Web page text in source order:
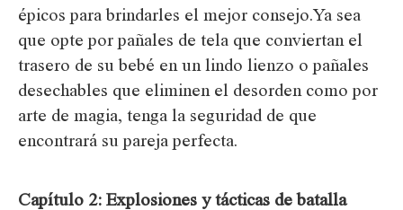
épicos para brindarles el mejor consejo.Ya sea
que opte por pañales de tela que conviertan el
trasero de su bebé en un lindo lienzo o pañales
desechables que eliminen el desorden como por
arte de magia, tenga la seguridad de que
encontrará su pareja perfecta.
Capítulo 2: Explosiones y tácticas de batalla